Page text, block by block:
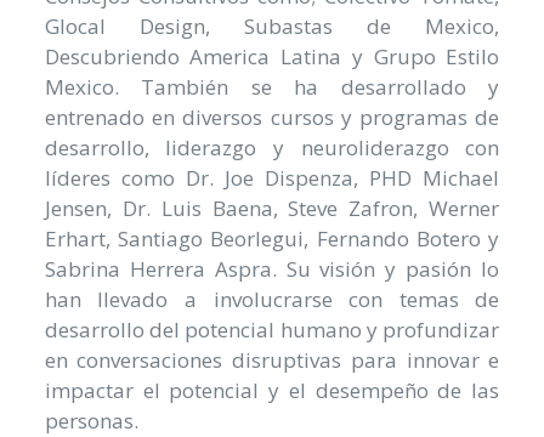
Glocal Design, Subastas de Mexico,
Descubriendo America Latina y Grupo Estilo
Mexico. También se ha desarrollado y
entrenado en diversos cursos y programas de
desarrollo, liderazgo y neuroliderazgo con
líderes como Dr. Joe Dispenza, PHD Michael
Jensen, Dr. Luis Baena, Steve Zafron, Werner
Erhart, Santiago Beorlegui, Fernando Botero y
Sabrina Herrera Aspra. Su visión y pasión lo
han llevado a involucrarse con temas de
desarrollo del potencial humano y profundizar
en conversaciones disruptivas para innovar e
impactar el potencial y el desempeño de las
personas.